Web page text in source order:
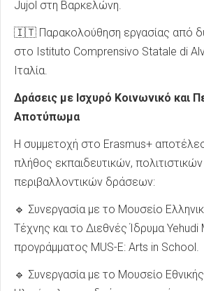
Jujol στη Βαρκελώνη.
🇮🇹 Παρακολούθηση εργασίας από
στο Istituto Comprensivo Statale di
Ιταλία.
Δράσεις με Ισχυρό Κοινωνικό και
Αποτύπωμα
Η συμμετοχή στο Erasmus+
πλήθος εκπαιδευτικών, πολιτιστικών
περιβαλλοντικών δράσεων:
🔹 Συνεργασία με το Μουσείο
Τέχνης και το Διεθνές Ίδρυμα
προγράμματος MUS-E: Arts in School.
🔹 Συνεργασία με το Μουσείο